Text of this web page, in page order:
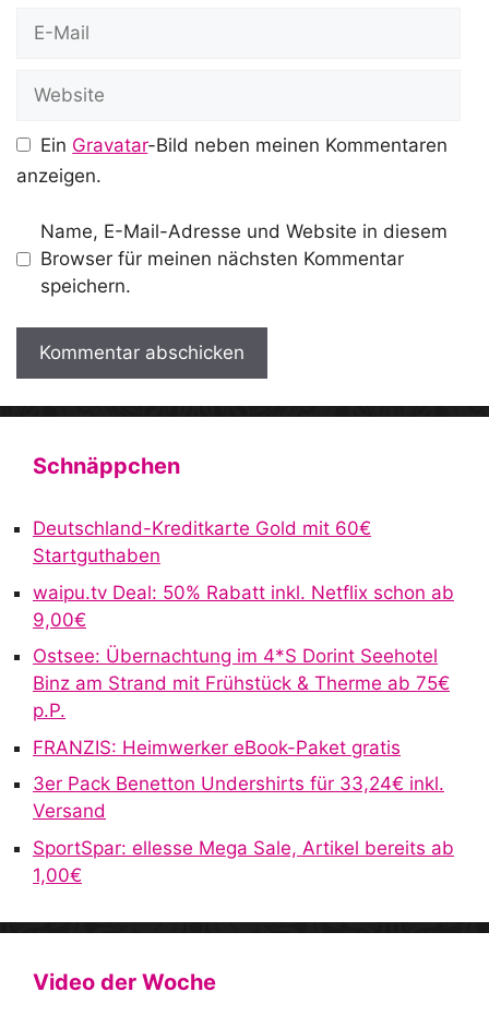
Website
Ein Gravatar-Bild neben meinen Kommentaren
anzeigen.
Name, E-Mail-Adresse und Website in diesem
Browser für meinen nächsten Kommentar
speichern.
A
n
t
Schnäppchen
Deutschland-Kreditkarte Gold mit 60€
Startguthaben
waipu.tv Deal: 50% Rabatt inkl. Netflix schon ab
9,00€
Ostsee: Übernachtung im 4*S Dorint Seehotel
Binz am Strand mit Frühstück & Therme ab 75€
p.P.
FRANZIS: Heimwerker eBook-Paket gratis
3er Pack Benetton Undershirts für 33,24€ inkl.
Versand
SportSpar: ellesse Mega Sale, Artikel bereits ab
1,00€
Video der Woche